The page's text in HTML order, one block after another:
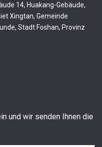
14, Huakang-Gebäude,
Xingtan, Gemeinde
Stadt Foshan, Provinz
und wir senden Ihnen die